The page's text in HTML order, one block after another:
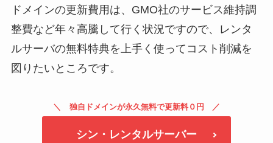
ドメインの更新費用は、GMO社のサービス維持調
整費など年々高騰して行く状況ですので、レンタ
ルサーバの無料特典を上手く使ってコスト削減を
図りたいところです。
独自ドメインが永久無料で更新料０円
シン・レンタルサーバー